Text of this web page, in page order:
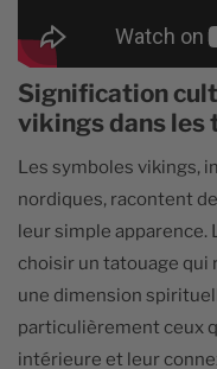
Signification
vikings dans les
Les symboles vikings,
nordiques, racontent
leur simple
choisir un tatouage
une dimension
particulièrement ceux
intérieure et leur